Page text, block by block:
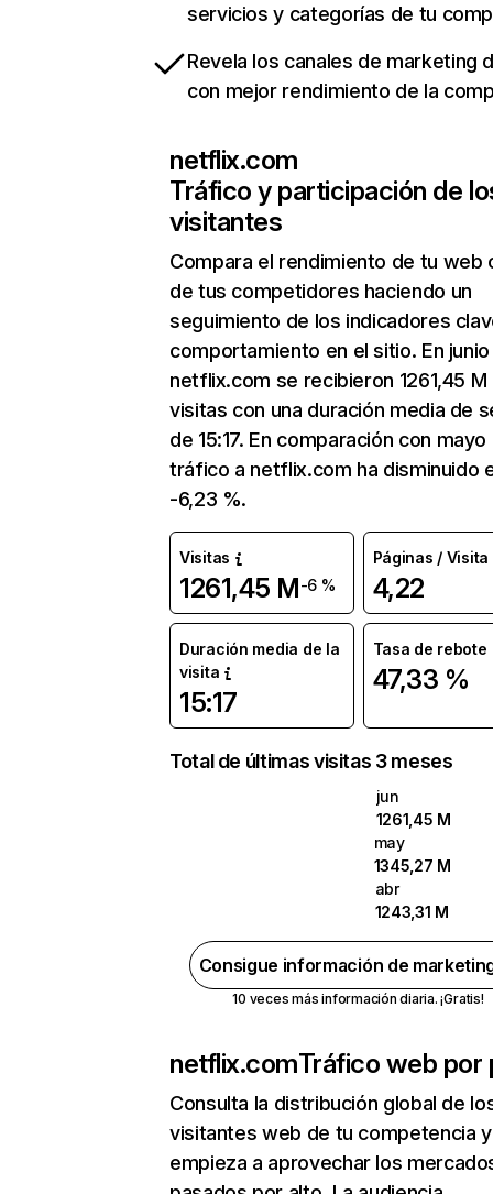
servicios y categorías de tu
Revela los canales de marketing
con mejor rendimiento de la
netflix.com
Tráfico y participación de
visitantes
Compara el rendimiento de tu web
de tus competidores haciendo un
seguimiento de los indicadores
comportamiento en el sitio. En junio
netflix.com se recibieron 1261,45 M
visitas con una duración media de
de 15:17. En comparación con mayo
tráfico a netflix.com ha disminuido
-6,23 %.
Visitas
1261,45 M-6 %
Páginas / Visita
4,22
Duración media de la
visita
15:17
Tasa de rebote
47,33 %
Total de últimas visitas 3 meses
jun
1261,45 M
may
1345,27 M
abr
1243,31 M
Consigue información de
10 veces más información diaria. ¡Gratis!
netflix.comTráfico web por
Consulta la distribución global de
visitantes web de tu competencia y
empieza a aprovechar los